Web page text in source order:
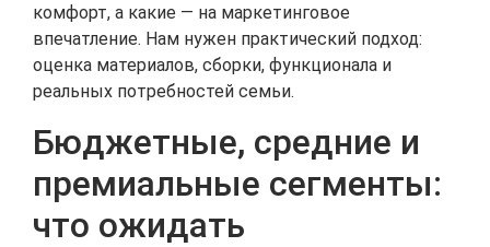
комфорт, а какие — на маркетинговое
впечатление. Нам нужен практический подход:
оценка материалов, сборки, функционала и
реальных потребностей семьи.
Бюджетные, средние и
премиальные сегменты:
что ожидать